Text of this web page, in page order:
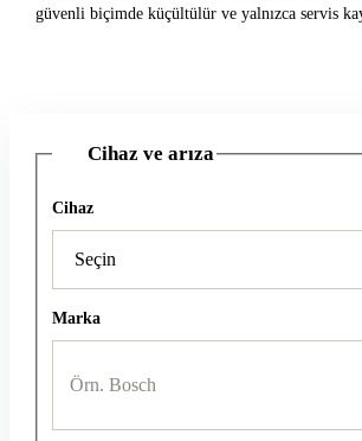
güvenli biçimde küçültülür ve yalnızca servis
Cihaz ve arıza
Cihaz
Marka